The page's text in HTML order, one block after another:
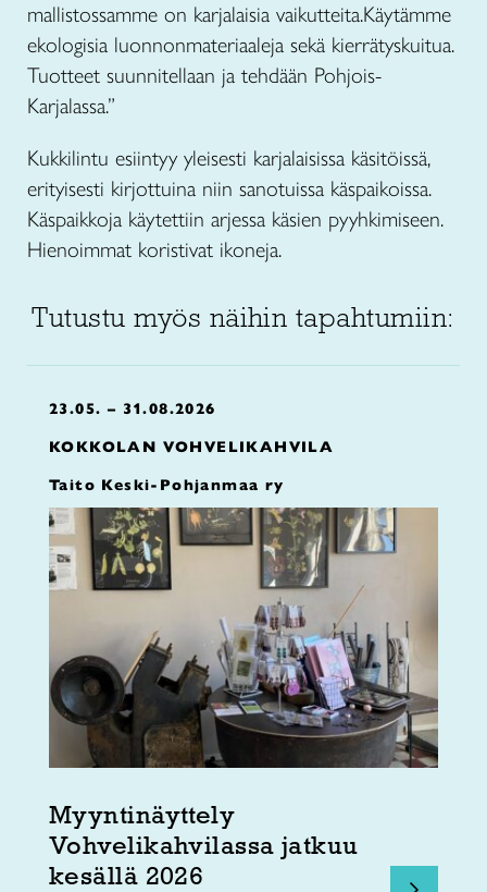
mallistossamme on karjalaisia vaikutteita.Käytämme
ekologisia luonnonmateriaaleja sekä kierrätyskuitua.
Tuotteet suunnitellaan ja tehdään Pohjois-
Karjalassa.”
Kukkilintu esiintyy yleisesti karjalaisissa käsitöissä,
erityisesti kirjottuina niin sanotuissa käspaikoissa.
Käspaikkoja käytettiin arjessa käsien pyyhkimiseen.
Hienoimmat koristivat ikoneja.
Tutustu myös näihin tapahtumiin:
23.05. – 31.08.2026
KOKKOLAN VOHVELIKAHVILA
Taito Keski-Pohjanmaa ry
Myyntinäyttely
Vohvelikahvilassa jatkuu
kesällä 2026